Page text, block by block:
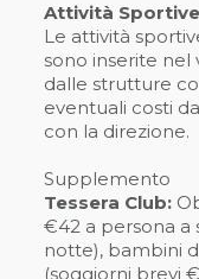
Attività
Le attività
sono inserite nel
dalle strutture
eventuali costi
con la direzione.
Supplemento
Tessera Club:
€42 a persona a
notte), bambini
(soggiorni brevi